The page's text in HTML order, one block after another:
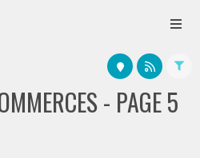
- PAGE 5